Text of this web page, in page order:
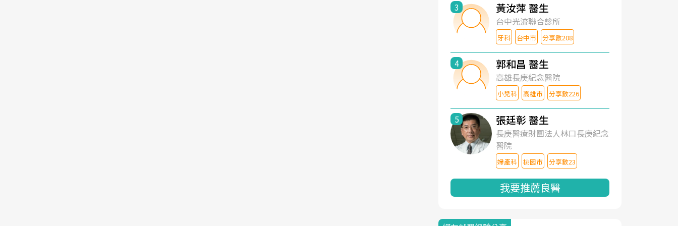
3 黃汝萍 醫生
台中光流聯合診所
牙科 台中市 分享數208
4 郭和昌 醫生
高雄長庚紀念醫院
小兒科 高雄市 分享數226
5 張廷彰 醫生
長庚醫療財團法人林口長庚紀念
醫院
婦產科 桃園市 分享數23
我要推薦良醫